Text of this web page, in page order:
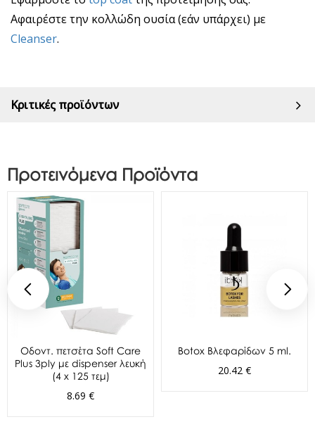
Αφαιρέστε την κολλώδη ουσία (εάν υπάρχει) με
Cleanser.
Κριτικές προϊόντων
Προτεινόμενα Προϊόντα
Oδοντ. πετσέτα Soft Care
Plus 3ply με dispenser λευκή
(4 x 125 τεμ)
8.69 €
Botox Βλεφαρίδων 5 ml.
20.42 €